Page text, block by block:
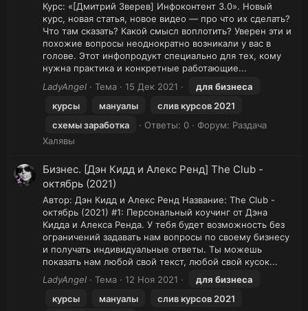
Курс: «[Дмитрий Зверев] Инфоконтент 3.0». Новый
курс, новая статья, новое видео — про что их сделать?
Что там сказать? Какой смысл воплотить? Уверен эти и
похожие вопросы неоднократно возникали у вас в
голове. Этот инфопродукт специально для тех, кому
нужна практика и конкретные работающие...
LadyAngel
Тема 15 Дек 2021 для бизнеса
курсы
мануалы
слив курсов 2021
схемы заработка
Ответы: 0 Форум: Раздача
Халявы
Бизнес. [Дэн Кидд и Алекс Ренд] The Club -
октябрь (2021)
Автор: Дэн Кидд и Алекс Ренд Название: The Club -
октябрь (2021) #1: Персональный коучинг от Дэна
Кидда и Алекса Ренда. У тебя будет возможность без
ограничений задавать нам вопросы по своему бизнесу
и получать индивидуальные ответы. Ты можешь
показать нам любой свой текст, любой свой кусок...
LadyAngel
Тема 12 Ноя 2021 для бизнеса
курсы
мануалы
слив курсов 2021